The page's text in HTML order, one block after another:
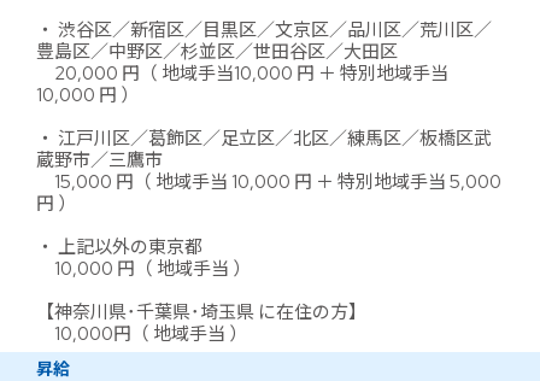
・ 渋谷区／新宿区／目黒区／文京区／品川区／荒川区／
豊島区／中野区／杉並区／世田谷区／大田区
20,000 円（ 地域手当10,000 円 ＋ 特別地域手当
10,000 円 ）
・ 江戸川区／葛飾区／足立区／北区／練馬区／板橋区武
蔵野市／三鷹市
15,000 円（ 地域手当 10,000 円 ＋ 特別地域手当 5,000
円 ）
・ 上記以外の東京都
10,000 円（ 地域手当 ）
【神奈川県･千葉県･埼玉県 に在住の方】
10,000円（ 地域手当 ）
昇給